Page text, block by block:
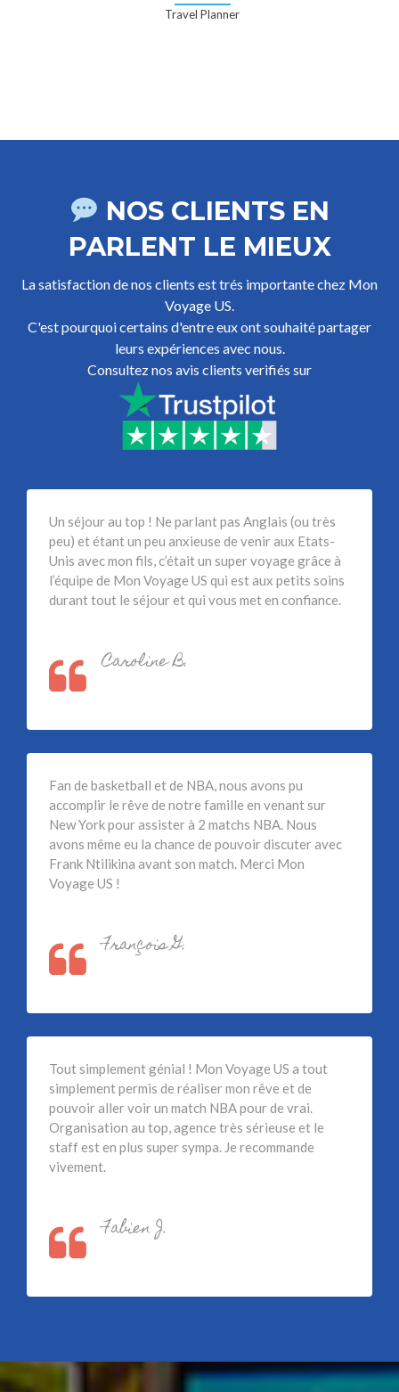
Travel Planner
NOS CLIENTS EN
PARLENT LE MIEUX
La satisfaction de nos clients est trés importante chez Mon
Voyage US.
C'est pourquoi certains d'entre eux ont souhaité partager
leurs expériences avec nous.
Consultez nos avis clients verifiés sur
Un séjour au top ! Ne parlant pas Anglais (ou très
peu) et étant un peu anxieuse de venir aux Etats-
Unis avec mon fils, c’était un super voyage grâce à
l’équipe de Mon Voyage US qui est aux petits soins
durant tout le séjour et qui vous met en confiance.
Caroline B.
Fan de basketball et de NBA, nous avons pu
accomplir le rêve de notre famille en venant sur
New York pour assister à 2 matchs NBA. Nous
avons même eu la chance de pouvoir discuter avec
Frank Ntilikina avant son match. Merci Mon
Voyage US !
François G.
Tout simplement génial ! Mon Voyage US a tout
simplement permis de réaliser mon rêve et de
pouvoir aller voir un match NBA pour de vrai.
Organisation au top, agence très sérieuse et le
staff est en plus super sympa. Je recommande
vivement.
Fabien J.